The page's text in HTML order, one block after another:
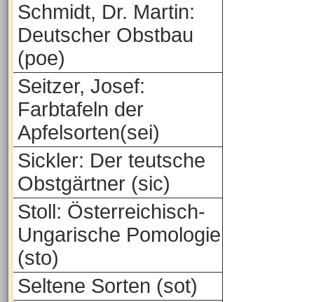
Schmidt, Dr. Martin:
Deutscher Obstbau
(poe)
Seitzer, Josef:
Farbtafeln der
Apfelsorten(sei)
Sickler: Der teutsche
Obstgärtner (sic)
Stoll: Österreichisch-
Ungarische Pomologie
(sto)
Seltene Sorten (sot)